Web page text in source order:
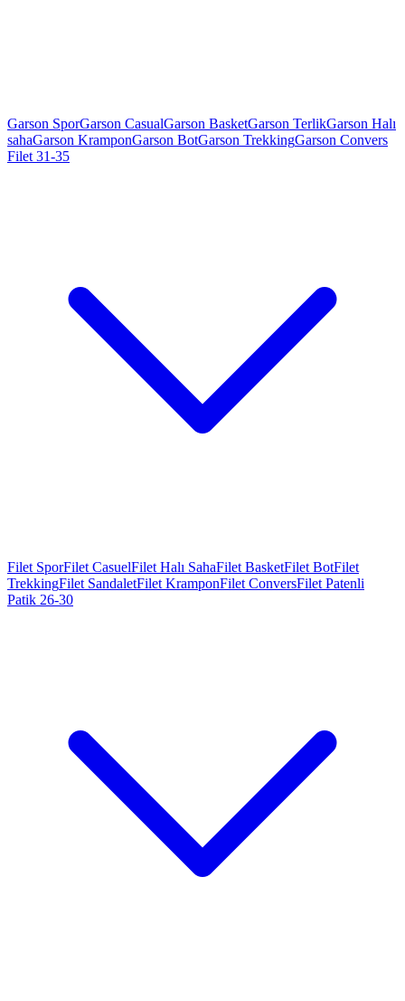
Garson SporGarson CasualGarson BasketGarson TerlikGarson Halı
sahaGarson KramponGarson BotGarson TrekkingGarson Convers
Filet 31-35
Filet SporFilet CasuelFilet Halı SahaFilet BasketFilet BotFilet
TrekkingFilet SandaletFilet KramponFilet ConversFilet Patenli
Patik 26-30